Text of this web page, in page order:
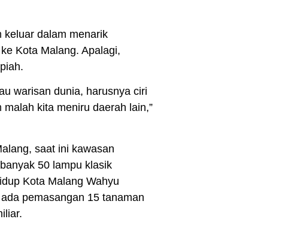
keluar dalam menarik
Kota Malang. Apalagi,
warisan dunia, harusnya ciri
kita meniru daerah lain,”
saat ini kawasan
50 lampu klasik
Kota Malang Wahyu
pemasangan 15 tanaman